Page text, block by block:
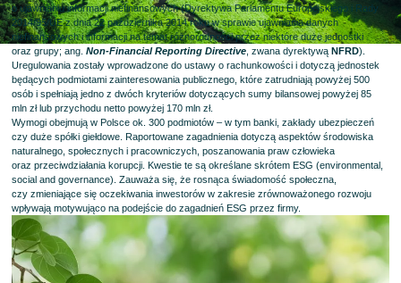
o ujawnianiu informacji niefinansowych (Dyrektywa Parlamentu Europejskiego i Rady
2014/95/UE z dnia 22 października 2014 roku w sprawie ujawniania danych
niefinansowych i informacji na temat różnorodności przez niektóre duże jednostki
oraz grupy; ang.Non-Financial Reporting Directive , zwana dyrektywąNFRD).
Uregulowania zostały wprowadzone do ustawy o rachunkowości i dotyczą jednostek
będących podmiotami zainteresowania publicznego, które zatrudniają powyżej 500
osób i spełniają jedno z dwóch kryteriów dotyczących sumy bilansowej powyżej 85
mln zł lub przychodu netto powyżej 170 mln zł.
Wymogi obejmują w Polsce ok. 300 podmiotów – w tym banki, zakłady ubezpieczeń
czy duże spółki giełdowe. Raportowane zagadnienia dotyczą aspektów środowiska
naturalnego, społecznych i pracowniczych, poszanowania praw człowieka
oraz przeciwdziałania korupcji. Kwestie te są określane skrótem ESG (environmental,
social and governance). Zauważa się, że rosnąca świadomość społeczna,
czy zmieniające się oczekiwania inwestorów w zakresie zrównoważonego rozwoju
wpływają motywująco na podejście do zagadnień ESG przez firmy.